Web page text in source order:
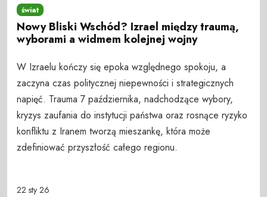
świat
Nowy Bliski Wschód? Izrael między traumą,
wyborami a widmem kolejnej wojny
W Izraelu kończy się epoka względnego spokoju, a
zaczyna czas politycznej niepewności i strategicznych
napięć. Trauma 7 października, nadchodzące wybory,
kryzys zaufania do instytucji państwa oraz rosnące ryzyko
konfliktu z Iranem tworzą mieszankę, która może
zdefiniować przyszłość całego regionu.
22 sty 26